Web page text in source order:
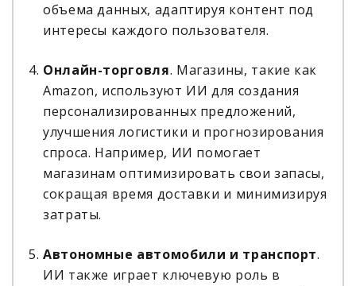
объема данных, адаптируя контент под
интересы каждого пользователя.
Онлайн-торговля. Магазины, такие как
Amazon, используют ИИ для создания
персонализированных предложений,
улучшения логистики и прогнозирования
спроса. Например, ИИ помогает
магазинам оптимизировать свои запасы,
сокращая время доставки и минимизируя
затраты.
Автономные автомобили и транспорт.
ИИ также играет ключевую роль в